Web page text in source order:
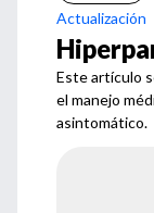
Actualización
Este artículo
el manejo
asintomático.